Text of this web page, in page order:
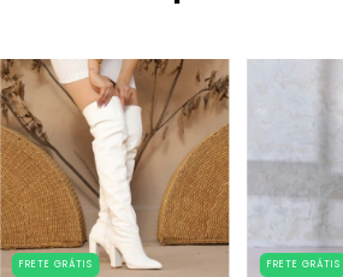
FRETE GRÁTIS FRETE GRÁTIS